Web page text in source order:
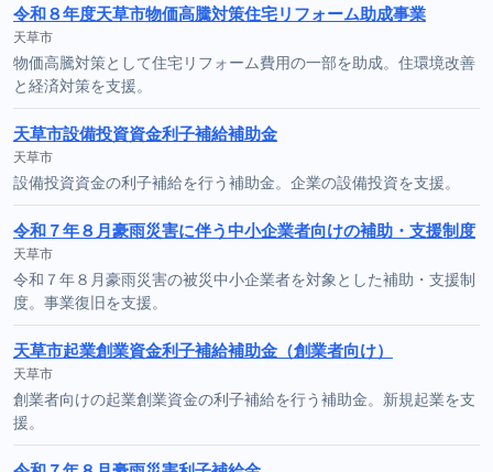
令和８年度天草市物価高騰対策住宅リフォーム助成事業
天草市
物価高騰対策として住宅リフォーム費用の一部を助成。住環境改善
と経済対策を支援。
天草市設備投資資金利子補給補助金
天草市
設備投資資金の利子補給を行う補助金。企業の設備投資を支援。
令和７年８月豪雨災害に伴う中小企業者向けの補助・支援制度
天草市
令和７年８月豪雨災害の被災中小企業者を対象とした補助・支援制
度。事業復旧を支援。
天草市起業創業資金利子補給補助金（創業者向け）
天草市
創業者向けの起業創業資金の利子補給を行う補助金。新規起業を支
援。